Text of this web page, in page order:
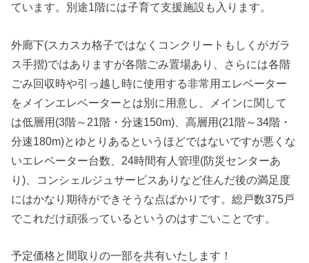
ています。別途1階には子育て支援施設も入ります。
外廊下(スカスカ格子ではなくコンクリートもしくがガラ
ス手摺)ではありますが各階ごみ置場あり、さらには各階
ごみ回収時や引っ越し時に使用する非常用エレベーター
をメインエレベーターとは別に用意し、メインに関して
は低層用(3階～21階・分速150m)、高層用(21階～34階・
分速180m)とゆとりあるというほどではないですが悪くな
いエレベーター台数、24時間有人管理(防災センターあ
り)、コンシェルジュサービスありなど住んだ後の満足度
にはかなり期待ができそうな点ばかりです。総戸数375戸
でこれだけ頑張っているというのはすごいことです。
予定価格と間取りの一部を共有いたします！